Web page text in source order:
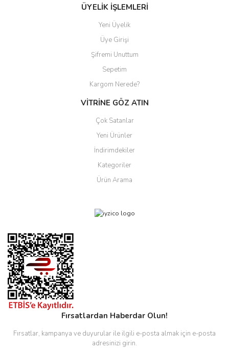
ÜYELİK İŞLEMLERİ
Yeni Üyelik
Üye Girişi
Şifremi Unuttum
Sepetim
Kargom Nerede?
VİTRİNE GÖZ ATIN
Çok Satanlar
Yeni Ürünler
İndirimdekiler
Kategoriler
Ürün Arama
Fırsatlardan Haberdar Olun!
Fırsatlar, kampanya ve duyurular ile ilgili e-posta almak için e-posta
adresinizi girin.